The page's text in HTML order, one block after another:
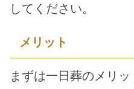
してください。
メリット
まずは一日葬のメリッ